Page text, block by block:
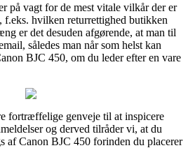
på vagt for de mest vitale vilkår der er
f.eks. hvilken returrettighed butikken
er det desuden afgørende, at man til
således man når som helst kan
BJC 450, om du leder efter en vare
fortræffelige genveje til at inspicere
og derved tilråder vi, at du
af Canon BJC 450 forinden du placerer